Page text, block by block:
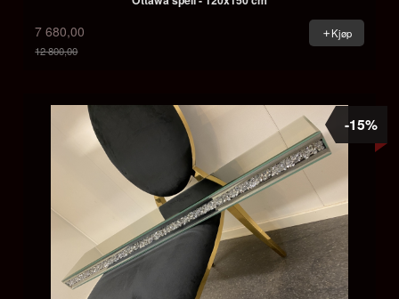
7 680,00
12 800,00
Kjøp
-15%